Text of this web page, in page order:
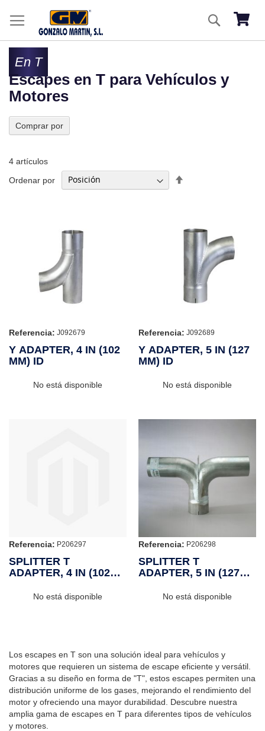
Mi
Buscar
En T
Escapes en T para Vehículos y
Motores
4 artículos
Ordenar por
Referencia: J092679
Y ADAPTER, 4 IN (102
MM) ID
No está disponible
Referencia: J092689
Y ADAPTER, 5 IN (127
MM) ID
No está disponible
Referencia: P206297
SPLITTER T
ADAPTER, 4 IN (102
No está disponible
Referencia: P206298
SPLITTER T
ADAPTER, 5 IN (127
No está disponible
Los escapes en T son una solución ideal para vehículos y
motores que requieren un sistema de escape eficiente y versátil.
Gracias a su diseño en forma de "T", estos escapes permiten una
distribución uniforme de los gases, mejorando el rendimiento del
motor y ofreciendo una mayor durabilidad. Descubre nuestra
amplia gama de escapes en T para diferentes tipos de vehículos
y motores.
Comprar por